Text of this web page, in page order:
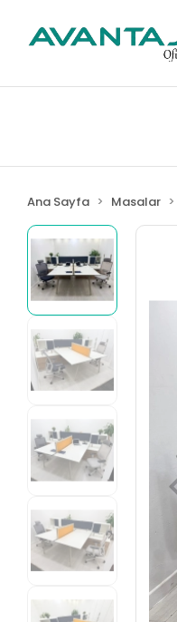
Ana Sayfa Masalar